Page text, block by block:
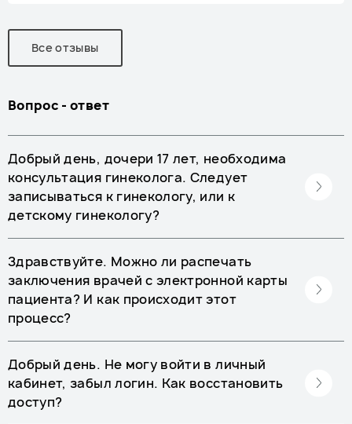
Все отзывы
Вопрос - ответ
Добрый день, дочери 17 лет, необходима
консультация гинеколога. Следует
записываться к гинекологу, или к
детскому гинекологу?
Здравствуйте. Можно ли распечать
заключения врачей с электронной карты
пациента? И как происходит этот
процесс?
Добрый день. Не могу войти в личный
кабинет, забыл логин. Как восстановить
доступ?